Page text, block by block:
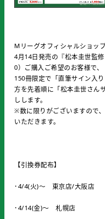
Mリーグオフィシャルショッ
4月14日発売の『松本圭世監
0）ご購入ご希望のお客様で、
150冊限定で「直筆サイン入
方を先着順に「松本圭世さん
しします。
※数に限りがございますので
いただきます。
【引換券配布】
･4/4(火)〜 東京店/大阪店
･4/14(金)〜 札幌店